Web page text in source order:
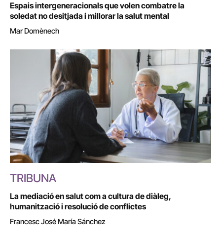
Espais intergeneracionals que volen combatre la
soledat no desitjada i millorar la salut mental
Mar Domènech
TRIBUNA
La mediació en salut com a cultura de diàleg,
humanització i resolució de conflictes
Francesc José María Sánchez